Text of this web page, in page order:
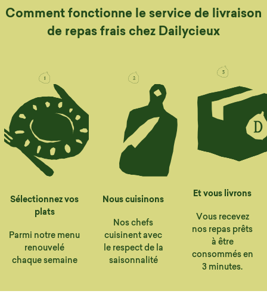
Comment fonctionne le service de livraison
de repas frais chez Dailycieux
Sélectionnez vos
plats
Parmi notre menu
renouvelé
chaque semaine
Nous cuisinons
Nos chefs
cuisinent avec
le respect de la
saisonnalité
Et vous livrons
Vous recevez
nos repas prêts
à être
consommés en
3 minutes.